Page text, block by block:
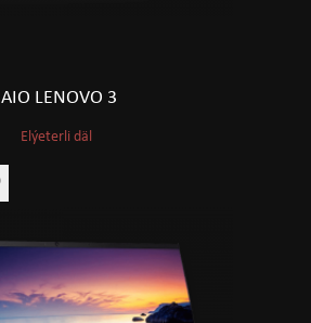
AIO LENOVO 3
Elýeterli däl